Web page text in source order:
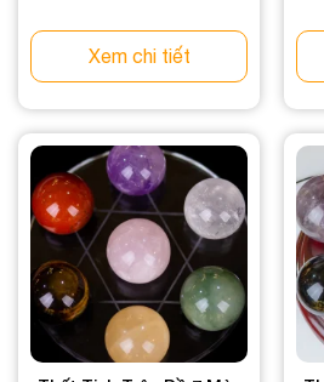
Xem chi tiết